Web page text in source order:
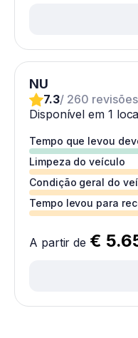
NU
7.3/ 260 revisões
Disponível em 1
Tempo que levou
Limpeza do veículo
Condição geral do
Tempo levou para
A partir de €